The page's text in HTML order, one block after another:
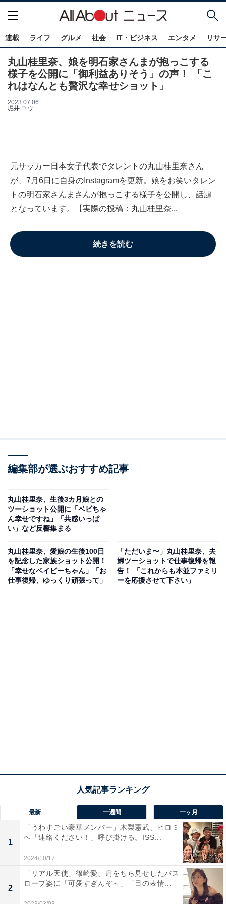
連載 ライフ グルメ 社会 IT・ビジネス エンタメ リサ
丸山桂里奈、娘を明石家さんまが抱っこする
様子を公開に「御利益ありそう」の声！ 「こ
れはなんとも贅沢な幸せショット」
2023.07.06
堀井 ユウ
元サッカー日本女子代表でタレントの丸山桂里奈さん
が、7月6日に自身のInstagramを更新。娘をお笑いタレン
トの明石家さんまさんが抱っこする様子を公開し、話題
となっています。【実際の投稿：丸山桂里奈...
続きを読む
編集部が選ぶおすすめ記事
丸山桂里奈、生後3カ月娘との
ツーショット公開に「ベビちゃ
ん幸せですね」「共感いっぱ
い」など反響集まる
丸山桂里奈、愛娘の生後100日
を記念した家族ショット公開！
「幸せなベイビーちゃん」「お
仕事復帰、ゆっくり頑張って」
「ただいま〜」丸山桂里奈、夫
婦ツーショットで仕事復帰を報
告！ 「これからも本並ファミリ
ーを応援させて下さい」
最新 一週間 一ヶ月
1
「うわすごい豪華メンバー」木梨憲武、ヒロミ
へ「連絡ください！」呼び掛ける。ISS...
2024/10/17
2
「リアル天使」篠崎愛、肩をちら見せしたバス
ローブ姿に「可愛すぎんぞ～」「目の表情...